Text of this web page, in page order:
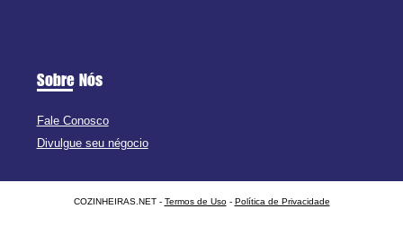
Sobre Nós
Fale Conosco
Divulgue seu négocio
COZINHEIRAS.NET - Termos de Uso- Política de Privacidade